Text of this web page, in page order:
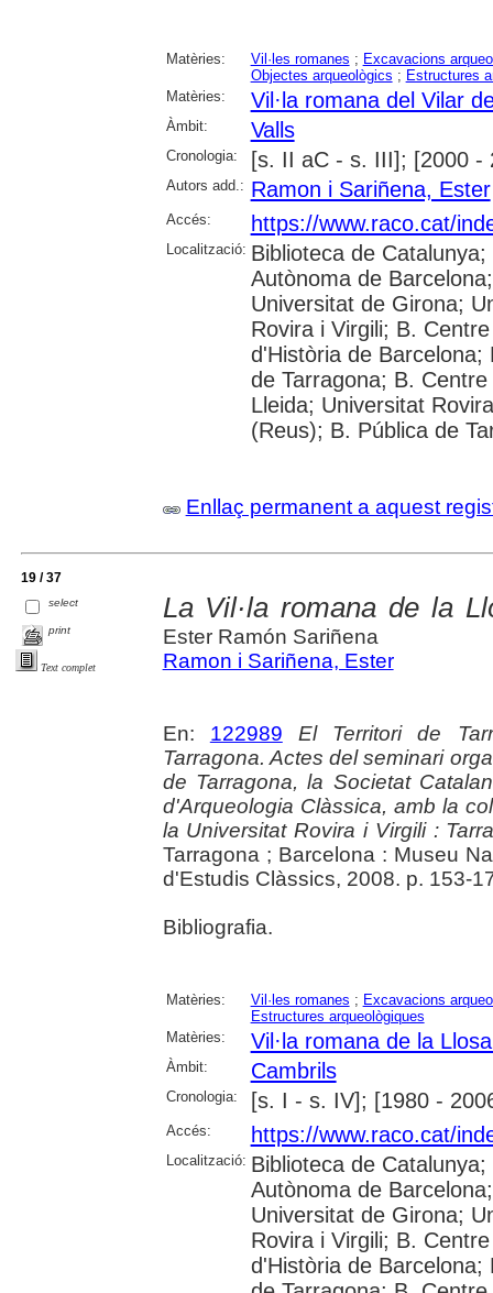
Matèries: Vil·les romanes ; Excavacions
Objectes arqueològics ; Estructures
Matèries:
Vil·la romana del Vilar
Àmbit: Valls
Cronologia: [s. II aC - s. III]; [2000 -
Autors add.: Ramon i Sariñena, Ester
Accés: https://www.raco.cat/
Localització: Biblioteca de
Autònoma de
Universitat de Girona;
Rovira i Virgili; B.
d'Història de Barcelona;
de Tarragona; B.
Lleida; Universitat
(Reus); B. Pública de
Enllaç permanent a aquest
19 / 37
select
print
Text complet
La Vil·la romana de la
Ester Ramón Sariñena
Ramon i Sariñena, Ester
En: 122989
El Territori de
Tarragona. Actes del seminari
de Tarragona, la Societat
d'Arqueologia Clàssica, amb la
la Universitat Rovira i Virgili :
Tarragona ; Barcelona : Museu
d'Estudis Clàssics, 2008. p. 153-
Bibliografia.
Matèries: Vil·les romanes ; Excavacions
Estructures arqueològiques
Matèries:
Vil·la romana de la
Àmbit: Cambrils
Cronologia: [s. I - s. IV]; [1980 -
Accés: https://www.raco.cat/
Localització: Biblioteca de
Autònoma de
Universitat de Girona;
Rovira i Virgili; B.
d'Història de Barcelona;